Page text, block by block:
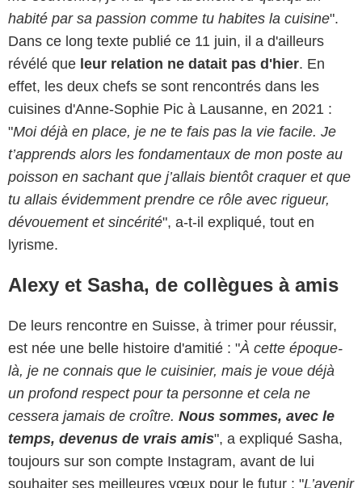
habité par sa passion comme tu habites la cuisine".
Dans ce long texte publié ce 11 juin, il a d'ailleurs
révélé que leur relation ne datait pas d'hier. En
effet, les deux chefs se sont rencontrés dans les
cuisines d'Anne-Sophie Pic à Lausanne, en 2021 :
"Moi déjà en place, je ne te fais pas la vie facile. Je
t’apprends alors les fondamentaux de mon poste au
poisson en sachant que j’allais bientôt craquer et que
tu allais évidemment prendre ce rôle avec rigueur,
dévouement et sincérité", a-t-il expliqué, tout en
lyrisme.
Alexy et Sasha, de collègues à amis
De leurs rencontre en Suisse, à trimer pour réussir,
est née une belle histoire d'amitié : "À cette époque-
là, je ne connais que le cuisinier, mais je voue déjà
un profond respect pour ta personne et cela ne
cessera jamais de croître. Nous sommes, avec le
temps, devenus de vrais amis", a expliqué Sasha,
toujours sur son compte Instagram, avant de lui
souhaiter ses meilleures vœux pour le futur : "L’avenir